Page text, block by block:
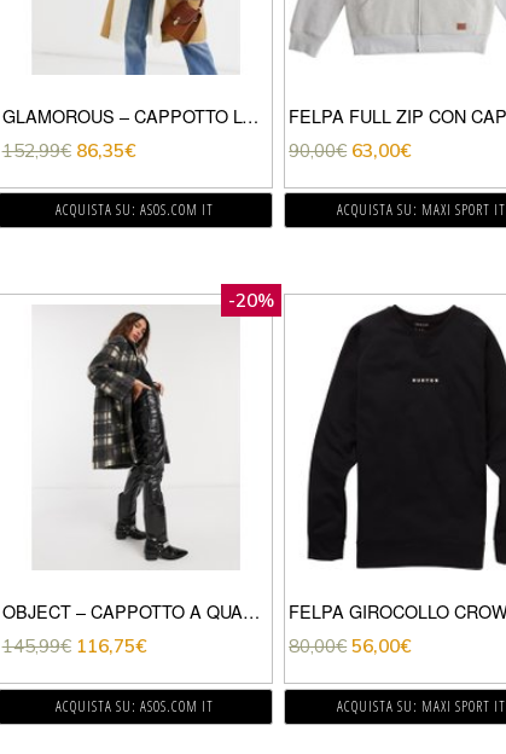
GLAMOROUS – CAPPOTTO LUNGO CON PARTICOLARI IN PILE BORG-CUOIO
152,99€ 86,35€
ACQUISTA SU: ASOS.COM IT
90,00€ 63,00€
ACQUISTA SU: MAXI SPORT IT
-20%
OBJECT – CAPPOTTO A QUADRI CON TASCA-MULTICOLORE
145,99€ 116,75€
ACQUISTA SU: ASOS.COM IT
80,00€ 56,00€
ACQUISTA SU: MAXI SPORT IT